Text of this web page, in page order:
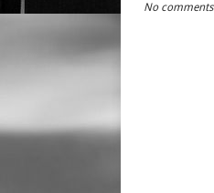
No comments